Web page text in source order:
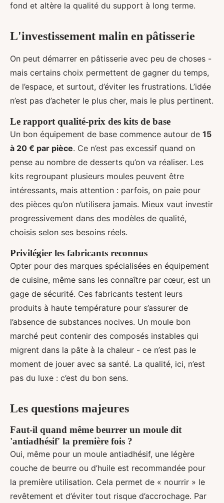
fond et altère la qualité du support à long terme.
L'investissement malin en pâtisserie
On peut démarrer en pâtisserie avec peu de choses -
mais certains choix permettent de gagner du temps,
de l’espace, et surtout, d’éviter les frustrations. L’idée
n’est pas d’acheter le plus cher, mais le plus pertinent.
Le rapport qualité-prix des kits de base
Un bon équipement de base commence autour de 15
à 20 € par pièce. Ce n’est pas excessif quand on
pense au nombre de desserts qu’on va réaliser. Les
kits regroupant plusieurs moules peuvent être
intéressants, mais attention : parfois, on paie pour
des pièces qu’on n’utilisera jamais. Mieux vaut investir
progressivement dans des modèles de qualité,
choisis selon ses besoins réels.
Privilégier les fabricants reconnus
Opter pour des marques spécialisées en équipement
de cuisine, même sans les connaître par cœur, est un
gage de sécurité. Ces fabricants testent leurs
produits à haute température pour s’assurer de
l’absence de substances nocives. Un moule bon
marché peut contenir des composés instables qui
migrent dans la pâte à la chaleur - ce n’est pas le
moment de jouer avec sa santé. La qualité, ici, n’est
pas du luxe : c’est du bon sens.
Les questions majeures
Faut-il quand même beurrer un moule dit
'antiadhésif' la première fois ?
Oui, même pour un moule antiadhésif, une légère
couche de beurre ou d’huile est recommandée pour
la première utilisation. Cela permet de « nourrir » le
revêtement et d’éviter tout risque d’accrochage. Par